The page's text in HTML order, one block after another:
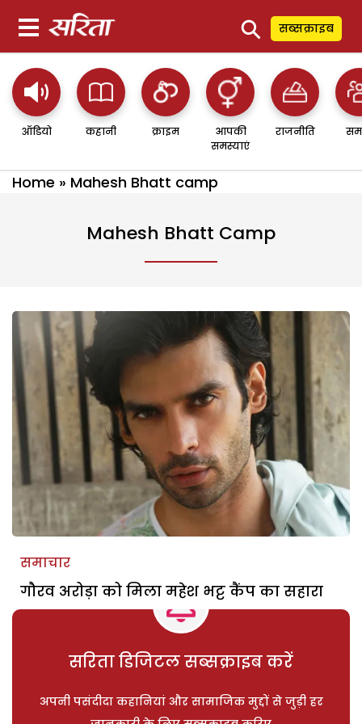
⚲ सब्सक्राइब
ऑडियो कहानी क्राइम
आपकी
समस्याएं
राजनीति
Home » Mahesh Bhatt camp
Mahesh Bhatt Camp
समाचार
गौरव अरोड़ा को मिला महेश भट्ट कैंप का सहारा
सरिता डिजिटल सब्सक्राइब करें
अपनी पसंदीदा कहानियां और सामाजिक मुद्दों से जुड़ी हर